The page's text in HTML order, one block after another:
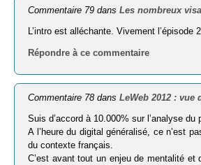
Commentaire 79 dansLes nombreux
L’intro est alléchante. Vivement l’épisode 2.
Répondre à ce commentaire
Commentaire 78 dansLeWeb 2012 : vue
Suis d’accord à 10.000% sur l’analyse
A l’heure du digital généralisé, ce n’est
du contexte français.
C’est avant tout un enjeu de mentalité